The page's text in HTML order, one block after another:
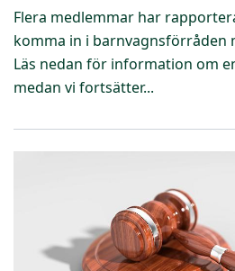
Flera medlemmar har
komma in i barnvagnsförråden
Läs nedan för information om
medan vi fortsätter...